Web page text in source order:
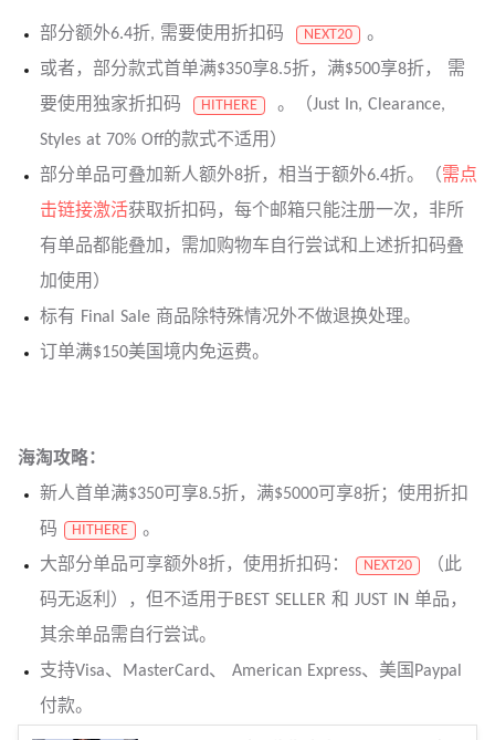
部分额外6.4折, 需要使用折扣码 NEXT20
。
或者，部分款式首单满$350享8.5折，满$500享8折， 需
要使用独家折扣码
HITHERE
。（Just In, Clearance,
Styles at 70% Off的款式不适用）
部分单品可叠加新人额外8折，相当于额外6.4折。（需点
击链接激活获取折扣码，每个邮箱只能注册一次，非所
有单品都能叠加，需加购物车自行尝试和上述折扣码叠
加使用）
标有 Final Sale 商品除特殊情况外不做退换处理。
订单满$150美国境内免运费。
海淘攻略：
新人首单满$350可享8.5折，满$5000可享8折；使用折扣
码
HITHERE
。
大部分单品可享额外8折，使用折扣码：
NEXT20
（此
码无返利），但不适用于BEST SELLER 和 JUST IN 单品，
其余单品需自行尝试。
支持Visa、MasterCard、 American Express、美国Paypal
付款。